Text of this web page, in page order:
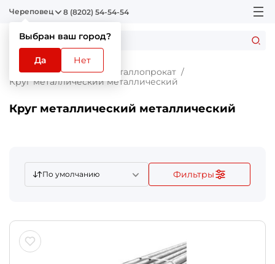
Череповец
Выбран ваш город?
Да Нет
8 (8202) 54-54-54
Главная Каталог
Металлопрокат
Круг металлический металлический
Круг металлический металлический
По умолчанию Фильтры